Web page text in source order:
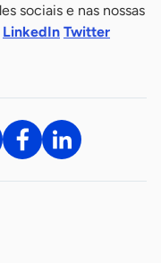
sociais e nas nossas
LinkedIn Twitter